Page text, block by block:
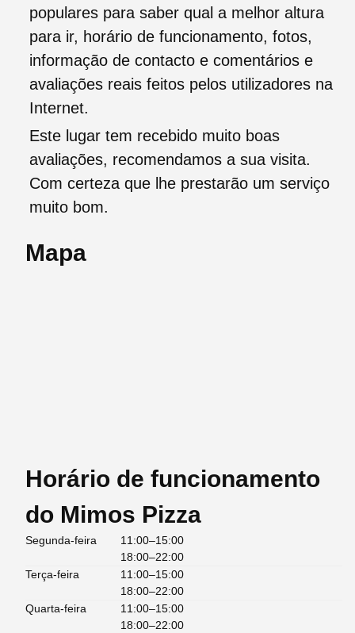
populares para saber qual a melhor altura
para ir, horário de funcionamento, fotos,
informação de contacto e comentários e
avaliações reais feitos pelos utilizadores na
Internet.
Este lugar tem recebido muito boas
avaliações, recomendamos a sua visita.
Com certeza que lhe prestarão um serviço
muito bom.
Mapa
Horário de funcionamento
do Mimos Pizza
Segunda-feira
11:00–15:00
18:00–22:00
Terça-feira
11:00–15:00
18:00–22:00
Quarta-feira
11:00–15:00
18:00–22:00